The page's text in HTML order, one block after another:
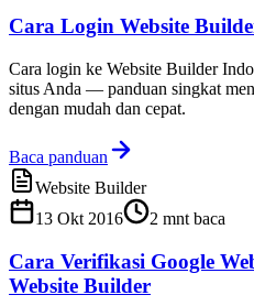
Cara Login Website
Cara login ke Website Builder
situs Anda — panduan singkat
dengan mudah dan cepat.
Baca panduan
Website Builder
13 Okt 2016
2 mnt baca
Cara Verifikasi Google
Website Builder